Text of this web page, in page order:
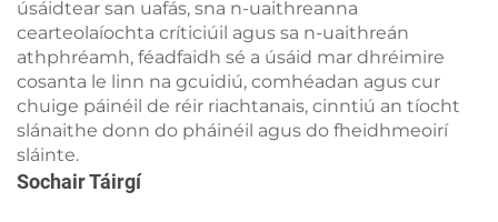
úsáidtear san uafás, sna n-uaithreanna
cearteolaíochta críticiúil agus sa n-uaithreán
athphréamh, féadfaidh sé a úsáid mar dhréimire
cosanta le linn na gcuidiú, comhéadan agus cur
chuige páinéil de réir riachtanais, cinntiú an tíocht
slánaithe donn do pháinéil agus do fheidhmeoirí
sláinte.
Sochair Táirgí